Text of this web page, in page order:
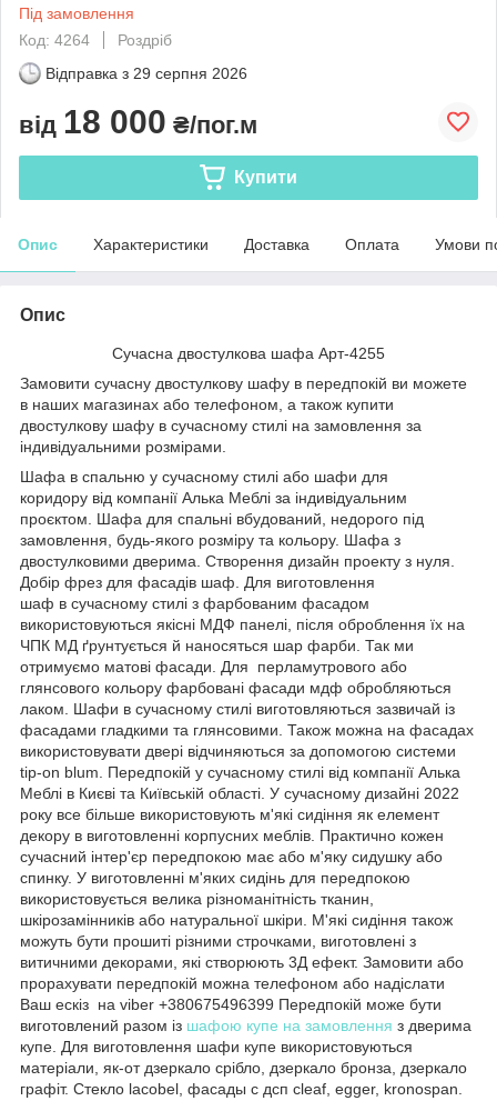
Під замовлення
Код: 4264
Роздріб
Відправка з 29 серпня 2026
від 18 000 ₴/пог.м
Купити
Опис Характеристики Доставка Оплата Умови
Опис
Сучасна двостулкова шафа Арт-4255
Замовити сучасну двостулкову шафу в передпокій ви можете
в наших магазинах або телефоном, а також купити
двостулкову шафу в сучасному стилі на замовлення за
індивідуальними розмірами.
Шафа в спальню у сучасному стилі або шафи для
коридору від компанії Алька Меблі за індивідуальним
проєктом. Шафа для спальні вбудований, недорого під
замовлення, будь-якого розміру та кольору. Шафа з
двостулковими дверима. Створення дизайн проекту з нуля.
Добір фрез для фасадів шаф. Для виготовлення
шаф в сучасному стилі з фарбованим фасадом
використовуються якісні МДФ панелі, після оброблення їх на
ЧПК МД ґрунтується й наносяться шар фарби. Так ми
отримуємо матові фасади. Для перламутрового або
глянсового кольору фарбовані фасади мдф обробляються
лаком. Шафи в сучасному стилі виготовляються зазвичай із
фасадами гладкими та глянсовими. Також можна на фасадах
використовувати двері відчиняються за допомогою системи
tip-on blum. Передпокій у сучасному стилі від компанії Алька
Меблі в Києві та Київській області. У сучасному дизайні 2022
року все більше використовують м'які сидіння як елемент
декору в виготовленні корпусних меблів. Практично кожен
сучасний інтер'єр передпокою має або м'яку сидушку або
спинку. У виготовленні м'яких сидінь для передпокою
використовується велика різноманітність тканин,
шкірозамінників або натуральної шкіри. М'які сидіння також
можуть бути прошиті різними строчками, виготовлені з
витичними декорами, які створюють 3Д ефект. Замовити або
прорахувати передпокій можна телефоном або надіслати
Ваш ескіз на viber +380675496399 Передпокій може бути
виготовлений разом із шафою купе на замовлення з дверима
купе. Для виготовлення шафи купе використовуються
матеріали, як-от дзеркало срібло, дзеркало бронза, дзеркало
графіт. Стекло lacobel, фасады с дсп cleaf, egger, kronospan.